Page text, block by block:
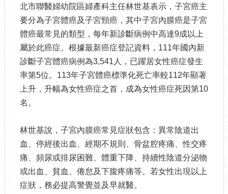
北市聯醫婦幼院區婦產科主任林世基表示，子宮癌主
要分為子宮體癌及子宮頸癌，其中子宮內膜癌是子宮
體癌最常見的類型，每年新診斷病例中高達9成以上
屬於此癌症。根據最新癌症登記資料，111年國內新
診斷子宮體癌病例為3,541人，已躍居女性癌症發生
率第5位。113年子宮體癌標準化死亡率較112年顯著
上升，升幅為女性癌症之首，成為女性癌症死因第10
名。
林世基說，子宮內膜癌常見症狀包含：異常陰道出
血、停經後出血、經期不規則、骨盆腔疼痛、性交疼
痛、頻尿或排尿困難、體重下降、持續性陰道分泌物
或出血、貧血、倦怠及下腹疼痛等。若女性出現以上
症狀，務必提高警覺並及早就醫。